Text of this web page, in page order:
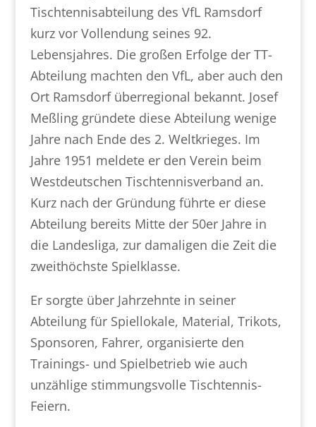
Tischtennisabteilung des VfL Ramsdorf
kurz vor Vollendung seines 92.
Lebensjahres. Die großen Erfolge der TT-
Abteilung machten den VfL, aber auch den
Ort Ramsdorf überregional bekannt. Josef
Meßling gründete diese Abteilung wenige
Jahre nach Ende des 2. Weltkrieges. Im
Jahre 1951 meldete er den Verein beim
Westdeutschen Tischtennisverband an.
Kurz nach der Gründung führte er diese
Abteilung bereits Mitte der 50er Jahre in
die Landesliga, zur damaligen die Zeit die
zweithöchste Spielklasse.
Er sorgte über Jahrzehnte in seiner
Abteilung für Spiellokale, Material, Trikots,
Sponsoren, Fahrer, organisierte den
Trainings- und Spielbetrieb wie auch
unzählige stimmungsvolle Tischtennis-
Feiern.